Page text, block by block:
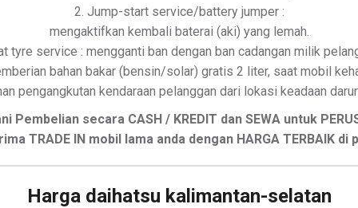
2. Jump-start service/battery jumper :
mengaktifkan kembali baterai (aki) yang lemah.
tyre service : mengganti ban dengan ban cadangan milik
bahan bakar (bensin/solar) gratis 2 liter, saat mobil
pengangkutan kendaraan pelanggan dari lokasi keadaan
Pembelian secara CASH / KREDIT dan SEWA untuk
TRADE IN mobil lama anda dengan HARGA TERBAIK di
Harga daihatsu kalimantan-selatan